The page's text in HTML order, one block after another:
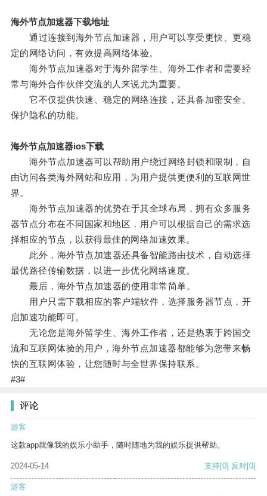
海外节点加速器下载地址
通过连接到海外节点加速器，用户可以享受更快、更稳
定的网络访问，有效提高网络体验。
海外节点加速器对于海外留学生、海外工作者和需要经
常与海外合作伙伴交流的人来说尤为重要。
它不仅提供快速、稳定的网络连接，还具备加密安全、
保护隐私的功能。
海外节点加速器ios下载
海外节点加速器可以帮助用户绕过网络封锁和限制，自
由访问各类海外网站和应用，为用户提供更便利的互联网世
界。
海外节点加速器的优势在于其全球布局，拥有众多服务
器节点分布在不同国家和地区，用户可以根据自己的需求选
择相应的节点，以获得最佳的网络加速效果。
此外，海外节点加速器还具备智能路由技术，自动选择
最优路径传输数据，以进一步优化网络速度。
最后，海外节点加速器的使用非常简单。
用户只需下载相应的客户端软件，选择服务器节点，开
启加速功能即可。
无论您是海外留学生、海外工作者，还是热衷于跨国交
流和互联网体验的用户，海外节点加速器都能够为您带来畅
快的互联网体验，让您随时与全世界保持联系。
#3#
评论
游客
这款app就像我的娱乐小助手，随时随地为我的娱乐提供帮助。
2024-05-14 支持[0] 反对[0]
游客